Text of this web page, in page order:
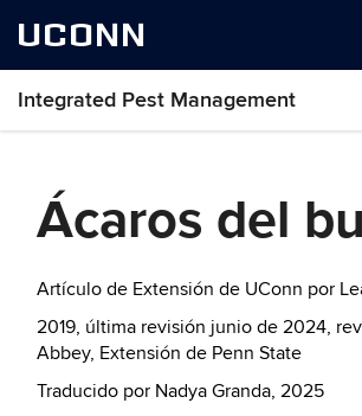
UCONN
Integrated Pest Management
contentÁcaros del
Artículo de Extensión de UConn por
2019, última revisión junio de 2024,
Abbey, Extensión de Penn State
Traducido por Nadya Granda, 2025